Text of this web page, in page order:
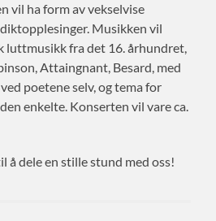
vil ha form av vekselvise
Musikken vil
luttmusikk fra det 16. århundret,
Attaingnant, Besard, med
poetene selv, og tema for
enkelte. Konserten vil vare ca.
å dele en stille stund med oss!